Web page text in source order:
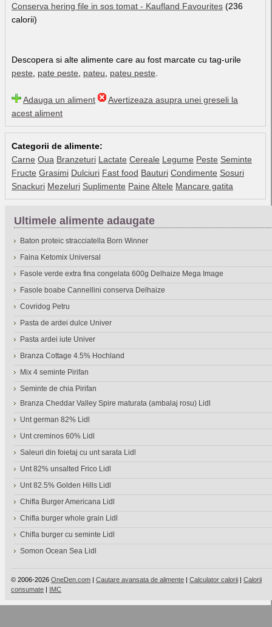
Conserva hering file in sos tomat - Kaufland Favourites (236
calorii)
Descopera si alte alimente care au fost marcate cu tag-urile
peste
pate peste pateu pateu peste
Adauga un aliment
Avertizeaza asupra unei greseli la
acest aliment
Categorii de alimente:
Carne Oua Branzeturi Lactate Cereale Legume Peste Seminte
Fructe Grasimi Dulciuri Fast food Bauturi Condimente Sosuri
Snackuri Mezeluri Suplimente Paine Altele Mancare gatita
Ultimele alimente adaugate
Baton proteic stracciatella Born Winner
Faina Ketomix Universal
Fasole verde extra fina congelata 600g Delhaize Mega Image
Fasole boabe Cannellini conserva Delhaize
Covridog Petru
Pasta de ardei dulce Univer
Pasta ardei iute Univer
Branza Cottage 4.5% Hochland
Mix 4 seminte Pirifan
Seminte de chia Pirifan
Branza Cheddar Valley Spire maturata (ambalaj rosu) Lidl
Unt german 82% Lidl
Unt creminos 60% Lidl
Saleuri din foietaj cu unt sarata Lidl
Unt 82% unsalted Frico Lidl
Unt 82.5% Golden Hills Lidl
Chifla Burger Americana Lidl
Chifla burger whole grain Lidl
Chifla burger cu seminte Lidl
Somon Ocean Sea Lidl
© 2006-2026 OneDen.com | Cautare avansata de alimente | Calculator calorii | Calorii
consumate | IMC